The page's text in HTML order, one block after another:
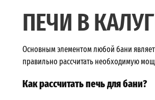
ПЕЧИ В
Основным элементом любой бани
правильно рассчитать необходимую
Как рассчитать печь для бани?